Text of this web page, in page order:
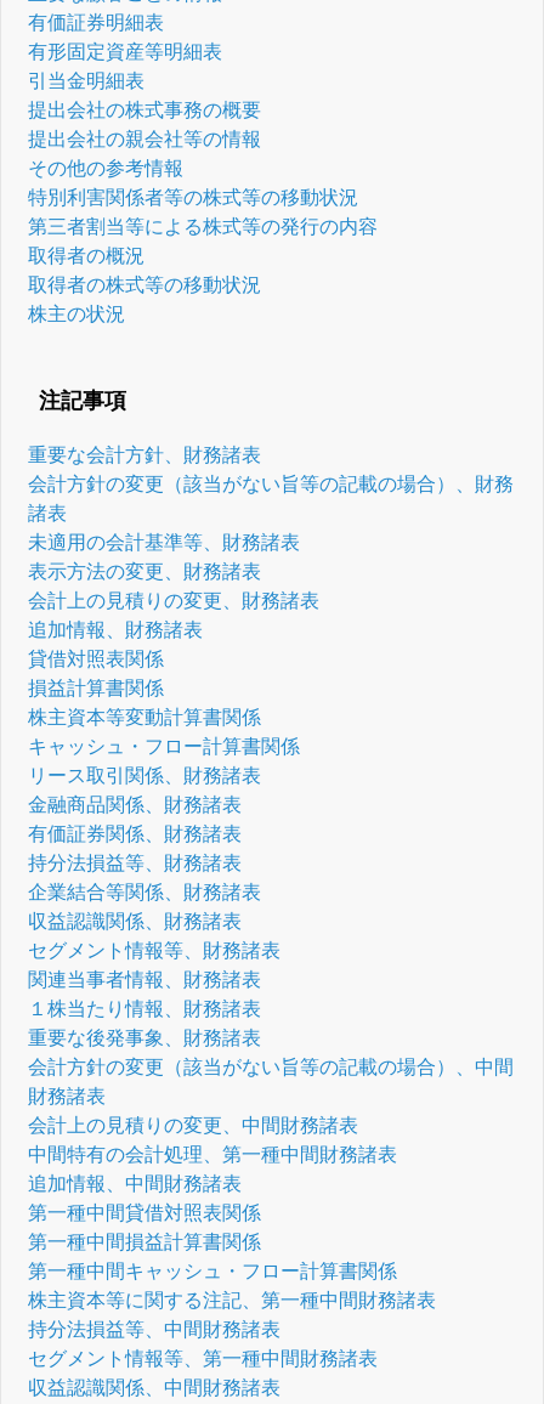
有価証券明細表
有形固定資産等明細表
引当金明細表
提出会社の株式事務の概要
提出会社の親会社等の情報
その他の参考情報
特別利害関係者等の株式等の移動状況
第三者割当等による株式等の発行の内容
取得者の概況
取得者の株式等の移動状況
株主の状況
注記事項
重要な会計方針、財務諸表
会計方針の変更（該当がない旨等の記載の場合）、財務
諸表
未適用の会計基準等、財務諸表
表示方法の変更、財務諸表
会計上の見積りの変更、財務諸表
追加情報、財務諸表
貸借対照表関係
損益計算書関係
株主資本等変動計算書関係
キャッシュ・フロー計算書関係
リース取引関係、財務諸表
金融商品関係、財務諸表
有価証券関係、財務諸表
持分法損益等、財務諸表
企業結合等関係、財務諸表
収益認識関係、財務諸表
セグメント情報等、財務諸表
関連当事者情報、財務諸表
１株当たり情報、財務諸表
重要な後発事象、財務諸表
会計方針の変更（該当がない旨等の記載の場合）、中間
財務諸表
会計上の見積りの変更、中間財務諸表
中間特有の会計処理、第一種中間財務諸表
追加情報、中間財務諸表
第一種中間貸借対照表関係
第一種中間損益計算書関係
第一種中間キャッシュ・フロー計算書関係
株主資本等に関する注記、第一種中間財務諸表
持分法損益等、中間財務諸表
セグメント情報等、第一種中間財務諸表
収益認識関係、中間財務諸表